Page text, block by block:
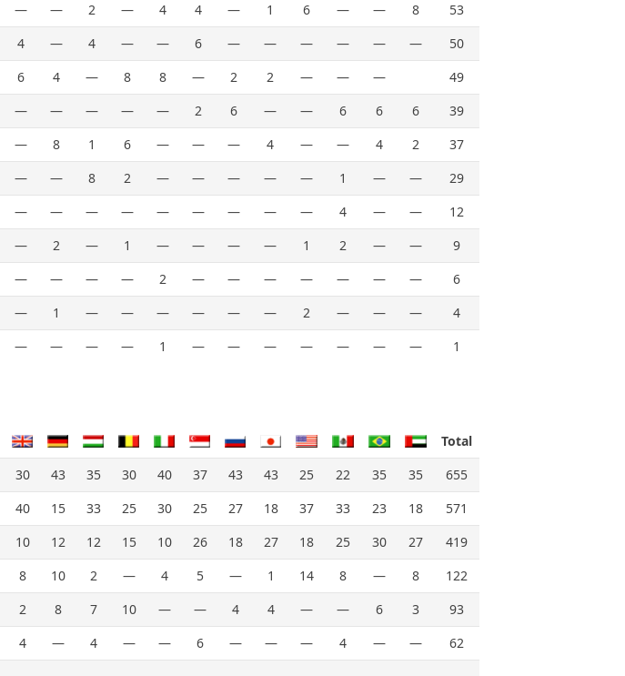
— — 2 — 4 4 — 1 6 — — 8
53
4 — 4 — — 6 — — — — — —
50
6 4 — 8 8 — 2 2 — — —
49
— — — — — 2 6 — — 6 6 6
39
— 8 1 6 — — — 4 — — 4 2
37
— — 8 2 — — — — — 1 — —
29
— — — — — — — — — 4 — —
12
— 2 — 1 — — — — 1 2 — —
9
— — — — 2 — — — — — — —
6
— 1 — — — — — — 2 — — —
4
— — — — 1 — — — — — — — 1
Total
30 43 35 30 40 37 43 43 25 22 35 35
655
40 15 33 25 30 25 27 18 37 33 23 18
571
10 12 12 15 10 26 18 27 18 25 30 27
419
8 10 2 — 4 5 — 1 14 8 — 8
122
2 8 7 10 — — 4 4 — — 6 3
93
4 — 4 — — 6 — — — 4 — —
62